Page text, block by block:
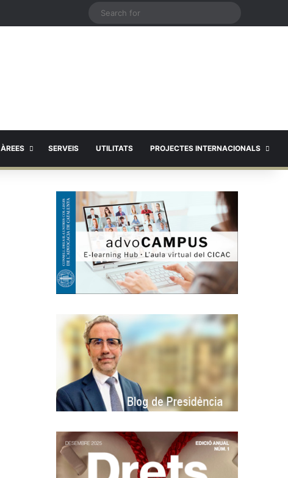
ÀREES SERVEIS UTILITATS PROJECTES INTERNACIONALS